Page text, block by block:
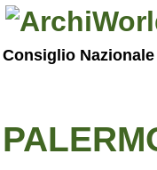
Consiglio